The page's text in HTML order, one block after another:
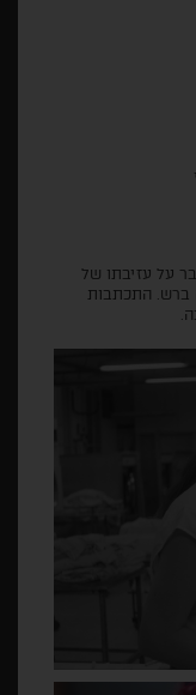
על עזיבתו של
ברש. התכתבות